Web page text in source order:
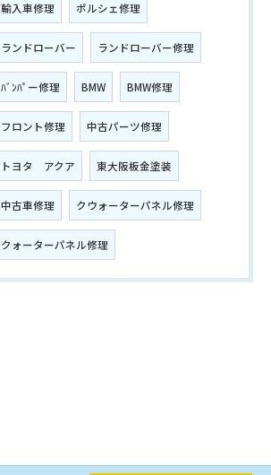
輸入車修理 ポルシェ修理
ランドローバー ランドローバー修理
ﾊﾞﾝﾊﾟー修理 BMW BMW修理
フロント修理 中古パーツ修理
トヨタ アクア 東大阪板金塗装
中古車修理 クウォーターパネル修理
クォーターパネル修理